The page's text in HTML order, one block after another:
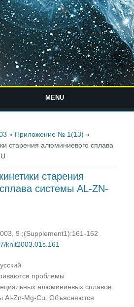
MENU
» Приложение № 1(13) »
старения алюминиевого сплава
старения
системы AL-ZN-
9 ;(Supplement1):161-162
knit2003.01s.161
проблемы
алюминиевых сплавов
Al-Zn-Mg-Cu. Объясняются